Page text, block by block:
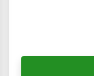
Studios